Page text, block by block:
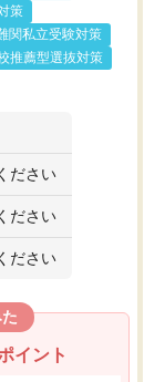
策
関私立受験対策
推薦型選抜対策
ださい
ださい
ださい
イント